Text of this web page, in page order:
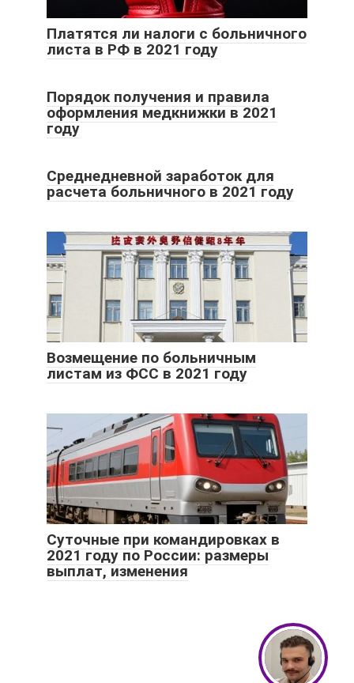
Платятся ли налоги с больничного
листа в РФ в 2021 году
Порядок получения и правила
оформления медкнижки в 2021
году
Среднедневной заработок для
расчета больничного в 2021 году
Возмещение по больничным
листам из ФСС в 2021 году
Суточные при командировках в
2021 году по России: размеры
выплат, изменения